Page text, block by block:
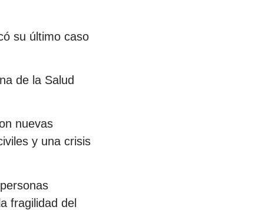
su último caso
de la Salud
nuevas
y una crisis
fragilidad del